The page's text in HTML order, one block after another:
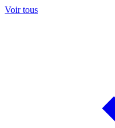
Voir tous